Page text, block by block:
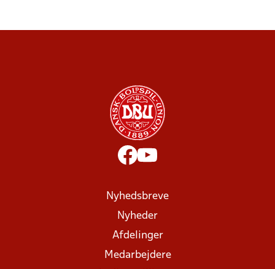
Nyhedsbreve
Nyheder
Afdelinger
Medarbejdere